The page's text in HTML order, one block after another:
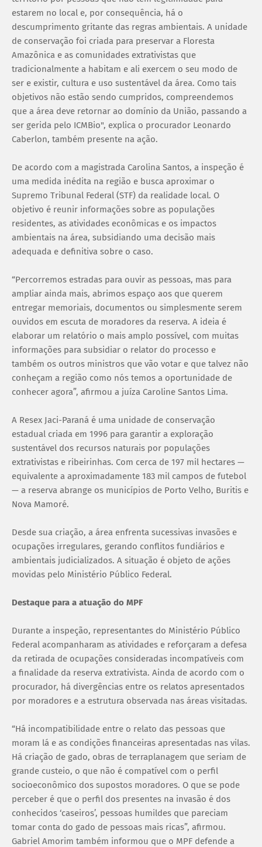
estarem no local e, por consequência, há o
descumprimento gritante das regras ambientais. A unidade
de conservação foi criada para preservar a Floresta
Amazônica e as comunidades extrativistas que
tradicionalmente a habitam e ali exercem o seu modo de
ser e existir, cultura e uso sustentável da área. Como tais
objetivos não estão sendo cumpridos, compreendemos
que a área deve retornar ao domínio da União, passando a
ser gerida pelo ICMBio", explica o procurador Leonardo
Caberlon, também presente na ação.
De acordo com a magistrada Carolina Santos, a inspeção é
uma medida inédita na região e busca aproximar o
Supremo Tribunal Federal (STF) da realidade local. O
objetivo é reunir informações sobre as populações
residentes, as atividades econômicas e os impactos
ambientais na área, subsidiando uma decisão mais
adequada e definitiva sobre o caso.
“Percorremos estradas para ouvir as pessoas, mas para
ampliar ainda mais, abrimos espaço aos que querem
entregar memoriais, documentos ou simplesmente serem
ouvidos em escuta de moradores da reserva. A ideia é
elaborar um relatório o mais amplo possível, com muitas
informações para subsidiar o relator do processo e
também os outros ministros que vão votar e que talvez não
conheçam a região como nós temos a oportunidade de
conhecer agora”, afirmou a juíza Caroline Santos Lima.
A Resex Jaci-Paraná é uma unidade de conservação
estadual criada em 1996 para garantir a exploração
sustentável dos recursos naturais por populações
extrativistas e ribeirinhas. Com cerca de 197 mil hectares —
equivalente a aproximadamente 183 mil campos de futebol
— a reserva abrange os municípios de Porto Velho, Buritis e
Nova Mamoré.
Desde sua criação, a área enfrenta sucessivas invasões e
ocupações irregulares, gerando conflitos fundiários e
ambientais judicializados. A situação é objeto de ações
movidas pelo Ministério Público Federal.
Destaque para a atuação do MPF
Durante a inspeção, representantes do Ministério Público
Federal acompanharam as atividades e reforçaram a defesa
da retirada de ocupações consideradas incompatíveis com
a finalidade da reserva extrativista. Ainda de acordo com o
procurador, há divergências entre os relatos apresentados
por moradores e a estrutura observada nas áreas visitadas.
“Há incompatibilidade entre o relato das pessoas que
moram lá e as condições financeiras apresentadas nas vilas.
Há criação de gado, obras de terraplanagem que seriam de
grande custeio, o que não é compatível com o perfil
socioeconômico dos supostos moradores. O que se pode
perceber é que o perfil dos presentes na invasão é dos
conhecidos ‘caseiros’, pessoas humildes que pareciam
tomar conta do gado de pessoas mais ricas”, afirmou.
Gabriel Amorim também informou que o MPF defende a